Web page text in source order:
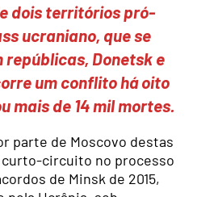
dois territórios pró-
ucraniano, que se
Donetsk e
um conflito há oito
mais de 14 mil mortes.
parte de Moscovo destas
circuito no processo
de Minsk de 2015,